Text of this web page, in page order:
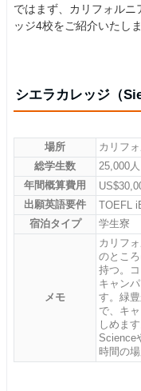
ではまず、カリフォル
ッジ4校をご紹介いたし
シエラカレッジ（
場所
カリフ
総学生数
25,000人
年間概算費用
出願英語要件
TOEFL
宿泊タイプ
学生寮
メモ
カリフ
のとこ
持つ。
キャン
す。緑
で、キ
しめま
Science
時間の